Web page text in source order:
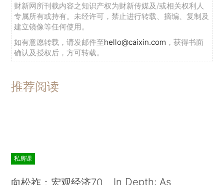
财新网所刊载内容之知识产权为财新传媒及/或相关权利人
专属所有或持有。未经许可，禁止进行转载、摘编、复制及
建立镜像等任何使用。
如有意愿转载，请发邮件至hello@caixin.com ，获得书面
确认及授权后，方可转载。
推荐阅读
私房课
向松祚：宏观经济70
In Depth: As